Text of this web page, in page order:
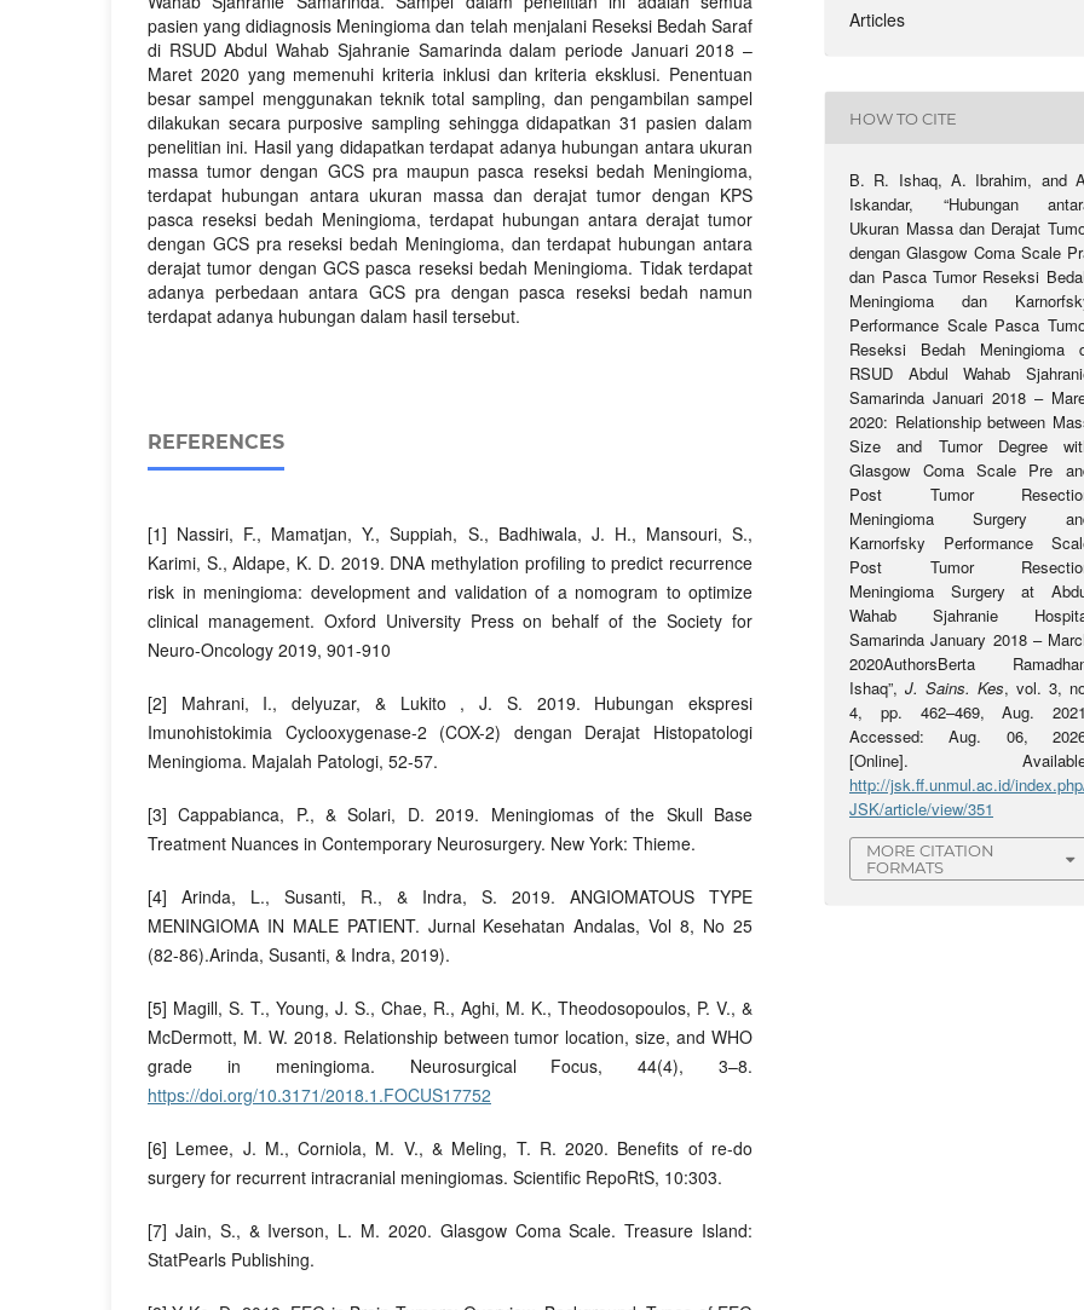
pasien yang didiagnosis Meningioma dan telah menjalani Reseksi Bedah Saraf
di RSUD Abdul Wahab Sjahranie Samarinda dalam periode Januari 2018 –
Maret 2020 yang memenuhi kriteria inklusi dan kriteria eksklusi. Penentuan
besar sampel menggunakan teknik total sampling, dan pengambilan sampel
dilakukan secara purposive sampling sehingga didapatkan 31 pasien dalam
penelitian ini. Hasil yang didapatkan terdapat adanya hubungan antara ukuran
massa tumor dengan GCS pra maupun pasca reseksi bedah Meningioma,
terdapat hubungan antara ukuran massa dan derajat tumor dengan KPS
pasca reseksi bedah Meningioma, terdapat hubungan antara derajat tumor
dengan GCS pra reseksi bedah Meningioma, dan terdapat hubungan antara
derajat tumor dengan GCS pasca reseksi bedah Meningioma. Tidak terdapat
adanya perbedaan antara GCS pra dengan pasca reseksi bedah namun
terdapat adanya hubungan dalam hasil tersebut.
REFERENCES
[1] Nassiri, F., Mamatjan, Y., Suppiah, S., Badhiwala, J. H., Mansouri, S.,
Karimi, S., Aldape, K. D. 2019. DNA methylation profiling to predict recurrence
risk in meningioma: development and validation of a nomogram to optimize
clinical management. Oxford University Press on behalf of the Society for
Neuro-Oncology 2019, 901-910
[2] Mahrani, I., delyuzar, & Lukito , J. S. 2019. Hubungan ekspresi
Imunohistokimia Cyclooxygenase-2 (COX-2) dengan Derajat Histopatologi
Meningioma. Majalah Patologi, 52-57.
[3] Cappabianca, P., & Solari, D. 2019. Meningiomas of the Skull Base
Treatment Nuances in Contemporary Neurosurgery. New York: Thieme.
[4] Arinda, L., Susanti, R., & Indra, S. 2019. ANGIOMATOUS TYPE
MENINGIOMA IN MALE PATIENT. Jurnal Kesehatan Andalas, Vol 8, No 25
(82-86).Arinda, Susanti, & Indra, 2019).
[5] Magill, S. T., Young, J. S., Chae, R., Aghi, M. K., Theodosopoulos, P. V., &
McDermott, M. W. 2018. Relationship between tumor location, size, and WHO
grade in meningioma. Neurosurgical Focus, 44(4), 3–8.
https://doi.org/10.3171/2018.1.FOCUS17752
[6] Lemee, J. M., Corniola, M. V., & Meling, T. R. 2020. Benefits of re-do
surgery for recurrent intracranial meningiomas. Scientific RepoRtS, 10:303.
[7] Jain, S., & Iverson, L. M. 2020. Glasgow Coma Scale. Treasure Island:
StatPearls Publishing.
Articles
HOW TO CITE
B. R. Ishaq, A. Ibrahim, and
Iskandar, “Hubungan
Ukuran Massa dan Derajat
dengan Glasgow Coma Scale
dan Pasca Tumor Reseksi
Meningioma dan
Performance Scale Pasca
Reseksi Bedah Meningioma
RSUD Abdul Wahab
Samarinda Januari 2018 –
2020: Relationship between
Size and Tumor Degree
Glasgow Coma Scale Pre
Post Tumor
Meningioma Surgery
Karnorfsky Performance
Post Tumor
Meningioma Surgery at
Wahab Sjahranie
Samarinda January 2018 –
2020AuthorsBerta
Ishaq”,J. Sains. Kes, vol. 3,
4, pp. 462–469, Aug.
Accessed: Aug. 06,
[Online].
http://jsk.ff.unmul.ac.id/
JSK/article/view/351
MORE CITATION
FORMATS